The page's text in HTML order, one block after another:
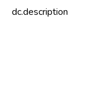
dc.description